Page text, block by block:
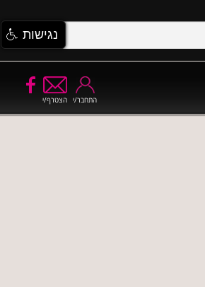
הצטרף/י התחבר/י
נגישות